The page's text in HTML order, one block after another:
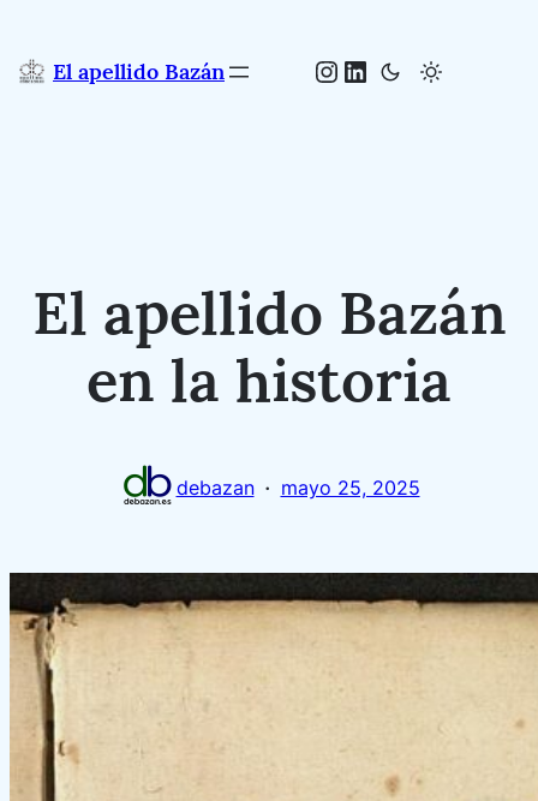
contenido
El apellido Bazán Instagram
LinkedIn
El apellido Bazán
en la historia
debazan · mayo 25, 2025